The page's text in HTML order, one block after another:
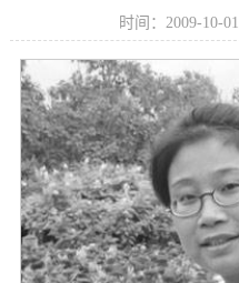
时间：2009-10-01